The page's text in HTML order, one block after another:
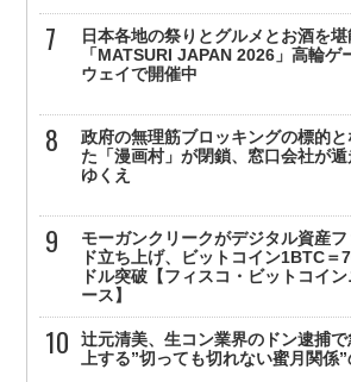
日本各地の祭りとグルメとお酒を
「MATSURI JAPAN 2026」高輪ゲ
ウェイで開催中
政府の無理筋ブロッキングの標的と
た「漫画村」が閉鎖、窓口会社が
ゆくえ
モーガンクリークがデジタル資産
ド立ち上げ、ビットコイン1BTC＝
ドル突破【フィスコ・ビットコイン
ース】
辻元清美、生コン業界のドン逮捕で
上する”切っても切れない蜜月関係